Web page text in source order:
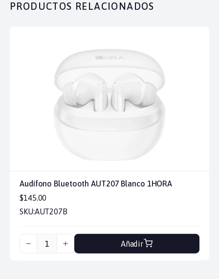
PRODUCTOS RELACIONADOS
Audífono Bluetooth AUT207 Blanco 1HORA
$145.00
SKU:AUT207B
Añadir